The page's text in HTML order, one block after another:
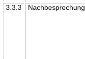
3.3.3
Nachbesprechung